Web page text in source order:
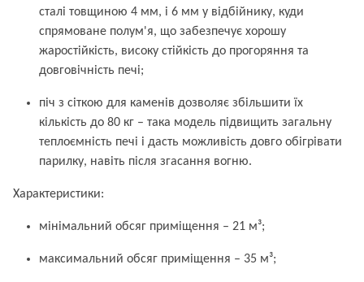
сталі товщиною 4 мм, і 6 мм у відбійнику, куди
спрямоване полум'я, що забезпечує хорошу
жаростійкість, високу стійкість до прогоряння та
довговічність печі;
піч з сіткою для каменів дозволяє збільшити їх
кількість до 80 кг – така модель підвищить загальну
теплоємність печі і дасть можливість довго обігрівати
парилку, навіть після згасання вогню.
Характеристики:
мінімальний обсяг приміщення – 21 м³;
максимальний обсяг приміщення – 35 м³;